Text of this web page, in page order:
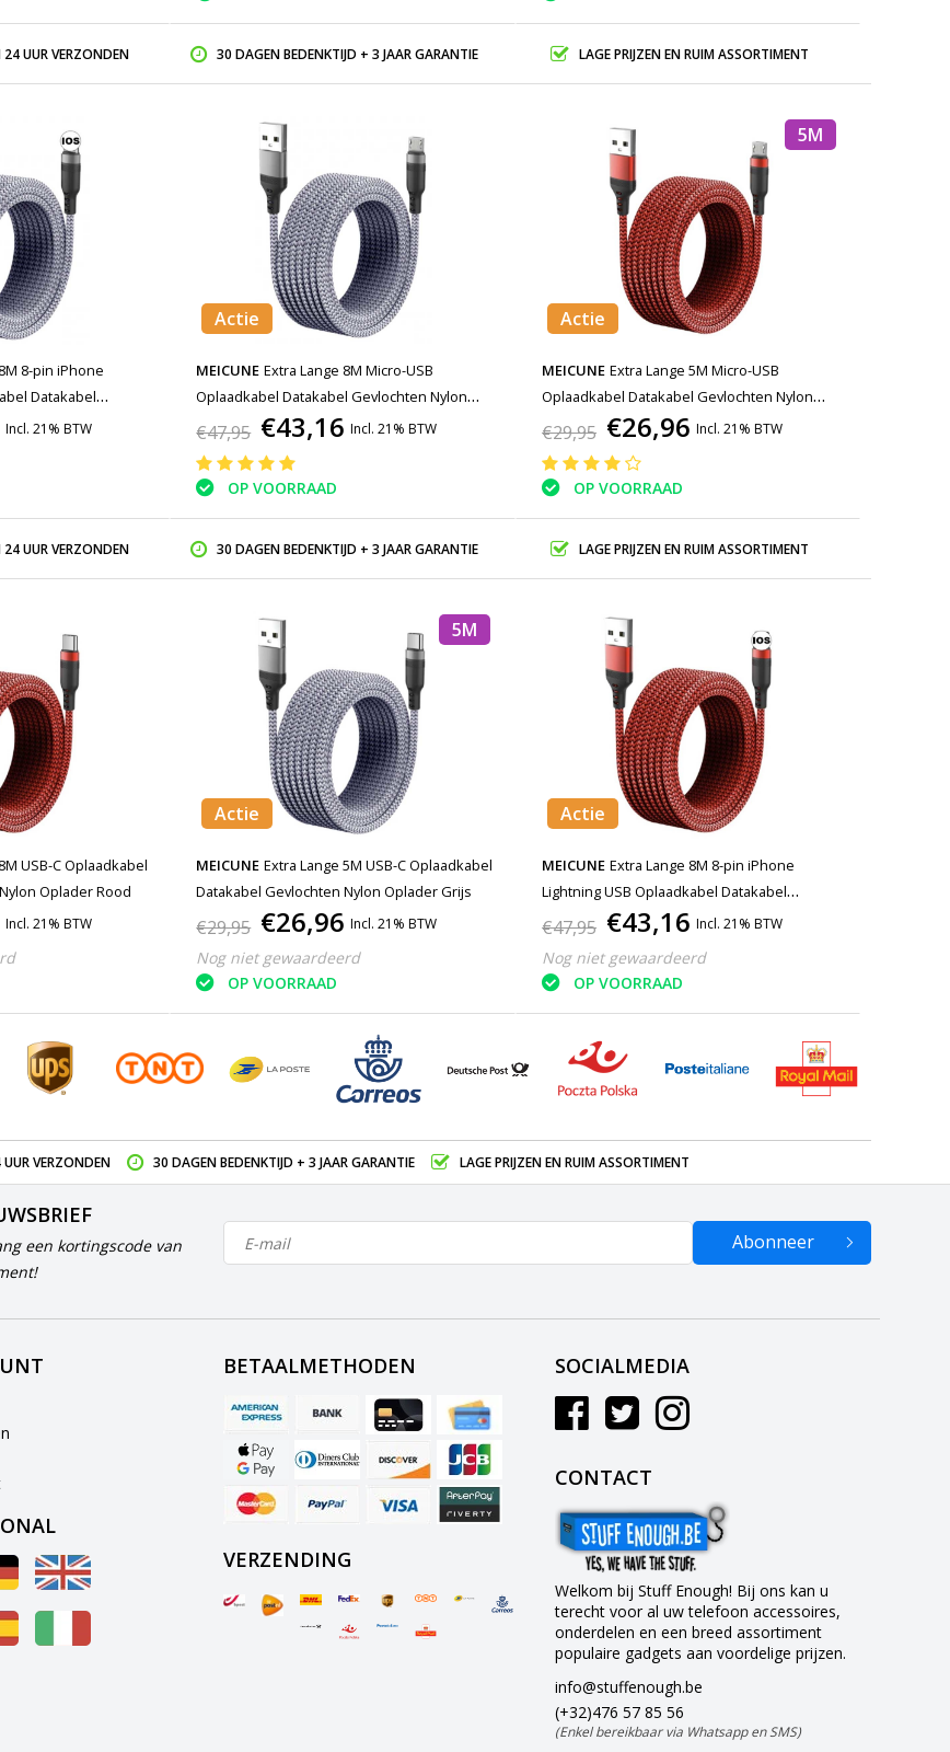
UUR VERZONDEN 30 DAGEN BEDENKTIJD + 3 JAAR GARANTIE LAGE PRIJZEN EN RUIM ASSORTIMENT
8-pin iPhone
Datakabel
iPhone/iPad/iPod
Incl. 21% BTW
Actie
MEICUNE Extra Lange 8M Micro-USB
Oplaadkabel Datakabel Gevlochten Nylon
Oplader Grijs
€47,95 €43,16 Incl. 21% BTW
OP VOORRAAD
5M
Actie
MEICUNE Extra Lange 5M Micro-USB
Oplaadkabel Datakabel Gevlochten Nylon
Oplader Rood
€29,95 €26,96 Incl. 21% BTW
OP VOORRAAD
UUR VERZONDEN 30 DAGEN BEDENKTIJD + 3 JAAR GARANTIE LAGE PRIJZEN EN RUIM ASSORTIMENT
USB-C Oplaadkabel
Oplader Rood
Incl. 21% BTW
5M
Actie
MEICUNE Extra Lange 5M USB-C Oplaadkabel
Datakabel Gevlochten Nylon Oplader Grijs
€29,95 €26,96 Incl. 21% BTW
Nog niet gewaardeerd
OP VOORRAAD
Actie
MEICUNE Extra Lange 8M 8-pin iPhone
Lightning USB Oplaadkabel Datakabel
Gevlochten Nylon Oplader iPhone/iPad/iPod
€47,95 €43,16 Incl. 21% BTW
Nog niet gewaardeerd
OP VOORRAAD
VERZONDEN 30 DAGEN BEDENKTIJD + 3 JAAR GARANTIE LAGE PRIJZEN EN RUIM ASSORTIMENT
een kortingscode van
Abonneer
BETAALMETHODEN
VERZENDING
SOCIALMEDIA
CONTACT
Welkom bij Stuff Enough! Bij ons kan u
terecht voor al uw telefoon accessoires,
onderdelen en een breed assortiment
populaire gadgets aan voordelige prijzen.
info@stuffenough.be
(+32)476 57 85 56
(Enkel bereikbaar via Whatsapp en SMS)